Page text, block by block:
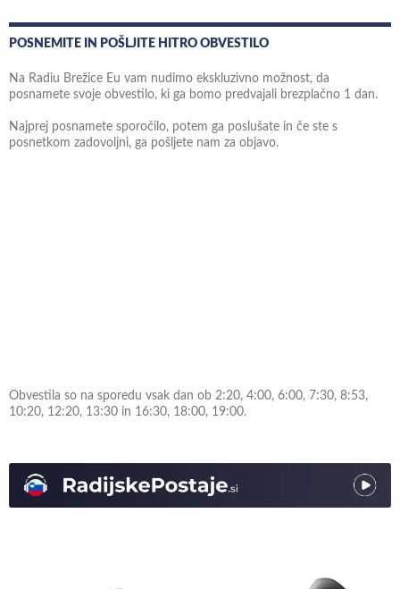
POSNEMITE IN POŠLJITE HITRO OBVESTILO
Na Radiu Brežice Eu vam nudimo ekskluzivno možnost, da
posnamete svoje obvestilo, ki ga bomo predvajali brezplačno 1 dan.
Najprej posnamete sporočilo, potem ga poslušate in če ste s
posnetkom zadovoljni, ga pošljete nam za objavo.
Obvestila so na sporedu vsak dan ob 2:20, 4:00, 6:00, 7:30, 8:53,
10:20, 12:20, 13:30 in 16:30, 18:00, 19:00.